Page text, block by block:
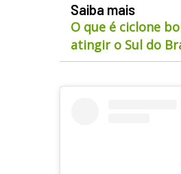
Saiba mais
O que é ciclone
atingir o Sul do